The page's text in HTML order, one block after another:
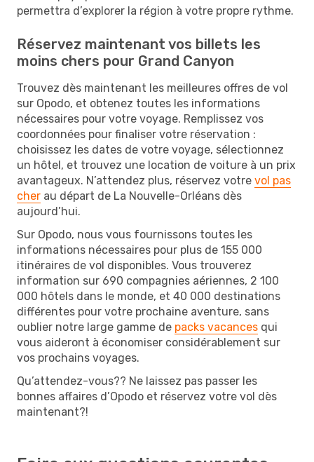
permettra d’explorer la région à votre propre rythme.
Réservez maintenant vos billets les
moins chers pour Grand Canyon
Trouvez dès maintenant les meilleures offres de vol
sur Opodo, et obtenez toutes les informations
nécessaires pour votre voyage. Remplissez vos
coordonnées pour finaliser votre réservation :
choisissez les dates de votre voyage, sélectionnez
un hôtel, et trouvez une location de voiture à un prix
avantageux. N’attendez plus, réservez votre vol pas
cher au départ de La Nouvelle-Orléans dès
aujourd’hui.
Sur Opodo, nous vous fournissons toutes les
informations nécessaires pour plus de 155 000
itinéraires de vol disponibles. Vous trouverez
information sur 690 compagnies aériennes, 2 100
000 hôtels dans le monde, et 40 000 destinations
différentes pour votre prochaine aventure, sans
oublier notre large gamme de packs vacances qui
vous aideront à économiser considérablement sur
vos prochains voyages.
Qu’attendez-vous?? Ne laissez pas passer les
bonnes affaires d’Opodo et réservez votre vol dès
maintenant?!